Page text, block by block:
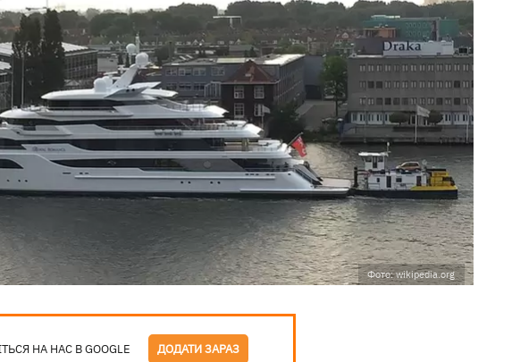
Фото: wikipedia.org
НА НАС В GOOGLE ДОДАТИ ЗАРАЗ